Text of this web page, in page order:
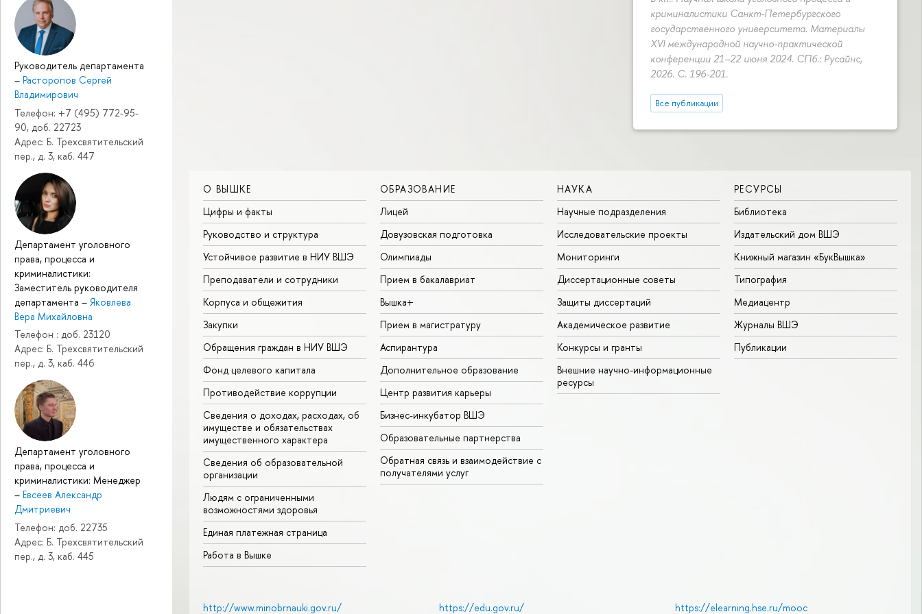
Руководитель департамента
– Расторопов Сергей
Владимирович
Телефон: +7 (495) 772-95-
90, доб. 22723
Адрес: Б. Трехсвятительский
пер., д. 3, каб. 447
Департамент уголовного
права, процесса и
криминалистики:
Заместитель руководителя
департамента – Яковлева
Вера Михайловна
Телефон : доб. 23120
Адрес: Б. Трехсвятительский
пер., д. 3, каб. 446
Департамент уголовного
права, процесса и
криминалистики: Менеджер
– Евсеев Александр
Дмитриевич
Телефон: доб. 22735
Адрес: Б. Трехсвятительский
пер., д. 3, каб. 445
криминалистики Санкт-Петербургского
государственного университета. Материалы
XVI международной научно-практической
конференции 21–22 июня 2024. СПб.: Русайнс,
2026. С. 196-201.
Все публикации
О ВЫШКЕ
Цифры и факты
Руководство и структура
Устойчивое развитие в НИУ ВШЭ
Преподаватели и сотрудники
Корпуса и общежития
Закупки
Обращения граждан в НИУ ВШЭ
Фонд целевого капитала
Противодействие коррупции
Сведения о доходах, расходах, об
имуществе и обязательствах
имущественного характера
Сведения об образовательной
организации
Людям с ограниченными
возможностями здоровья
Единая платежная страница
Работа в Вышке
ОБРАЗОВАНИЕ
Лицей
Довузовская подготовка
Олимпиады
Прием в бакалавриат
Вышка+
Прием в магистратуру
Аспирантура
Дополнительное образование
Центр развития карьеры
Бизнес-инкубатор ВШЭ
Образовательные партнерства
Обратная связь и взаимодействие с
получателями услуг
НАУКА
Научные подразделения
Исследовательские проекты
Мониторинги
Диссертационные советы
Защиты диссертаций
Академическое развитие
Конкурсы и гранты
Внешние научно-информационные
ресурсы
РЕСУРСЫ
Библиотека
Издательский дом ВШЭ
Книжный магазин «БукВышка»
Типография
Медиацентр
Журналы ВШЭ
Публикации
http://www.minobrnauki.gov.ru/ https://edu.gov.ru/ https://elearning.hse.ru/mooc